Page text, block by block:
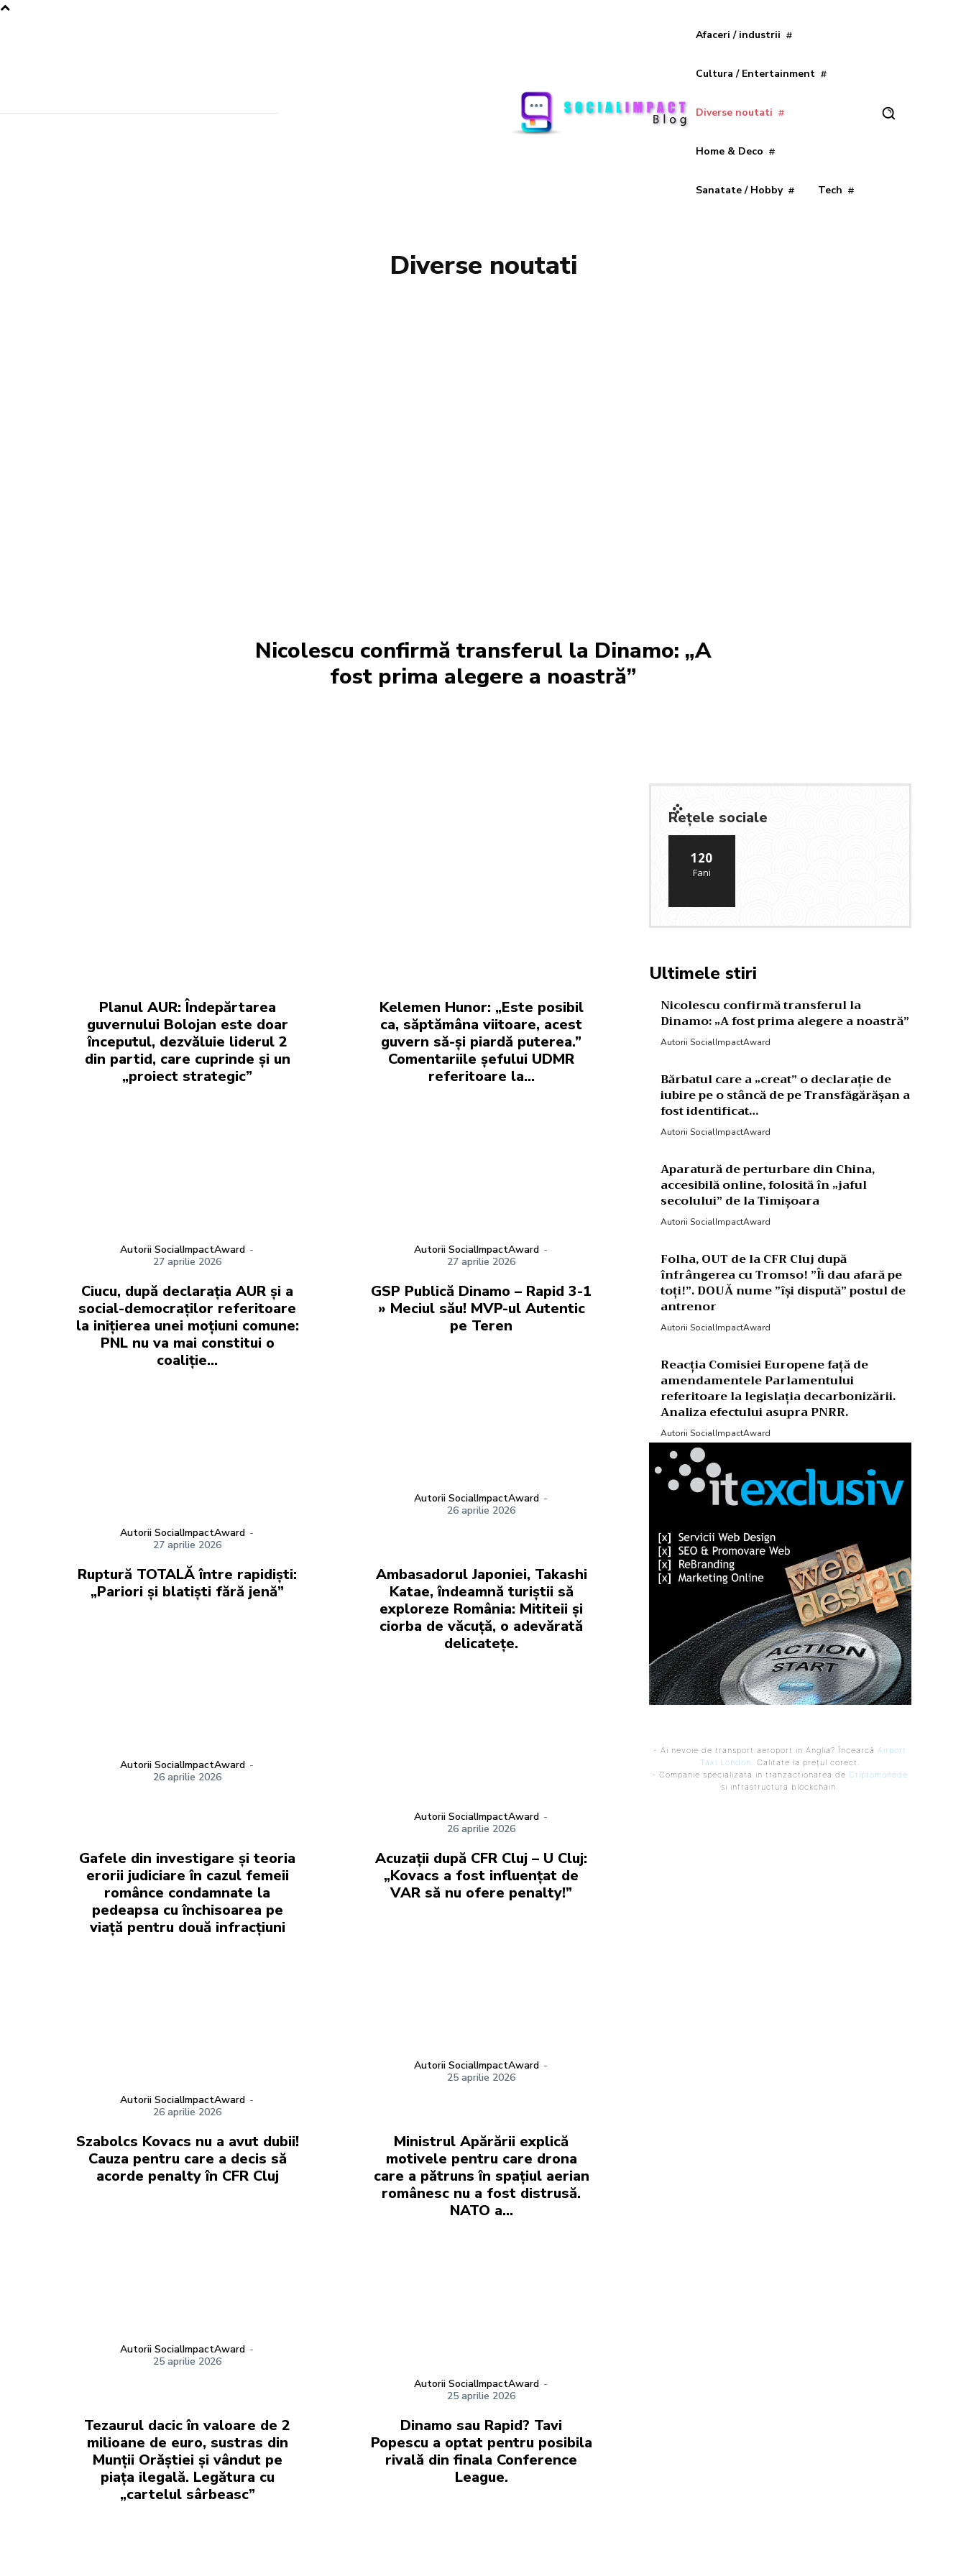
Afaceri / industrii
Cultura / Entertainment
Diverse noutati
Home & Deco
Sanatate / Hobby Tech
Diverse noutati
Nicolescu confirmă transferul la Dinamo: „A
fost prima alegere a noastră”
Planul AUR: Îndepărtarea
guvernului Bolojan este doar
începutul, dezvăluie liderul 2
din partid, care cuprinde și un
„proiect strategic”
Autorii SocialImpactAward -
27 aprilie 2026
Kelemen Hunor: „Este posibil
ca, săptămâna viitoare, acest
guvern să-și piardă puterea.”
Comentariile șefului UDMR
referitoare la…
Autorii SocialImpactAward -
27 aprilie 2026
Ciucu, după declarația AUR și a
social-democraților referitoare
la inițierea unei moțiuni comune:
PNL nu va mai constitui o
coaliție…
Autorii SocialImpactAward -
27 aprilie 2026
GSP Publică Dinamo – Rapid 3-1
» Meciul său! MVP-ul Autentic
pe Teren
Autorii SocialImpactAward -
26 aprilie 2026
Ruptură TOTALĂ între rapidiști:
„Pariori și blatiști fără jenă”
Autorii SocialImpactAward -
26 aprilie 2026
Ambasadorul Japoniei, Takashi
Katae, îndeamnă turiștii să
exploreze România: Mititeii și
ciorba de văcuță, o adevărată
delicatețe.
Autorii SocialImpactAward -
26 aprilie 2026
Gafele din investigare și teoria
erorii judiciare în cazul femeii
românce condamnate la
pedeapsa cu închisoarea pe
viață pentru două infracțiuni
Autorii SocialImpactAward -
26 aprilie 2026
Acuzații după CFR Cluj – U Cluj:
„Kovacs a fost influențat de
VAR să nu ofere penalty!”
Autorii SocialImpactAward -
25 aprilie 2026
Szabolcs Kovacs nu a avut dubii!
Cauza pentru care a decis să
acorde penalty în CFR Cluj
Autorii SocialImpactAward -
25 aprilie 2026
Ministrul Apărării explică
motivele pentru care drona
care a pătruns în spațiul aerian
românesc nu a fost distrusă.
NATO a…
Autorii SocialImpactAward -
25 aprilie 2026
Tezaurul dacic în valoare de 2
milioane de euro, sustras din
Munții Orăștiei și vândut pe
piața ilegală. Legătura cu
„cartelul sârbeasc”
Dinamo sau Rapid? Tavi
Popescu a optat pentru posibila
rivală din finala Conference
League.
Rețele sociale
120
Fani
Ultimele stiri
Nicolescu confirmă transferul la
Dinamo: „A fost prima alegere a noastră”
Autorii SocialImpactAward
Bărbatul care a „creat” o declarație de
iubire pe o stâncă de pe Transfăgărășan a
fost identificat…
Autorii SocialImpactAward
Aparatură de perturbare din China,
accesibilă online, folosită în „jaful
secolului” de la Timișoara
Autorii SocialImpactAward
Folha, OUT de la CFR Cluj după
înfrângerea cu Tromso! ”Îi dau afară pe
toți!”. DOUĂ nume ”își dispută” postul de
antrenor
Autorii SocialImpactAward
Reacția Comisiei Europene față de
amendamentele Parlamentului
referitoare la legislația decarbonizării.
Analiza efectului asupra PNRR.
Autorii SocialImpactAward
- Ai nevoie de transport aeroport in Anglia? ÎncearcăAirport
Taxi London. Calitate la prețul corect.
- Companie specializata in tranzactionarea deCriptomonede
si infrastructura blockchain.